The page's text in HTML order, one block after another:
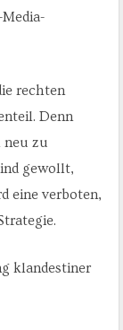
rechten
Denn
neu zu
gewollt,
eine verboten,
klandestiner